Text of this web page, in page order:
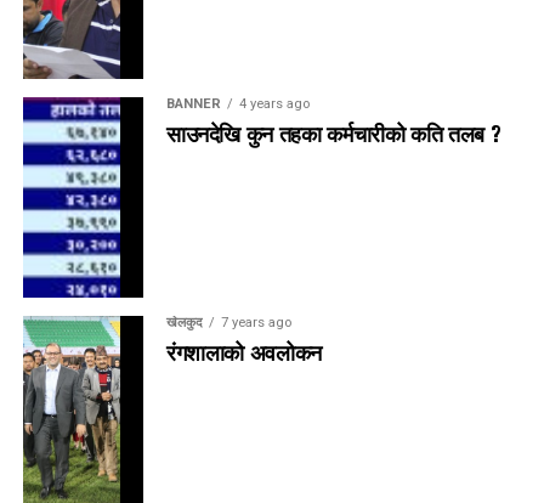
BANNER 4 years ago
साउनदेखि कुन तहका कर्मचारीको कति तलब ?
खेलकुद 7 years ago
रंगशालाको अवलोकन